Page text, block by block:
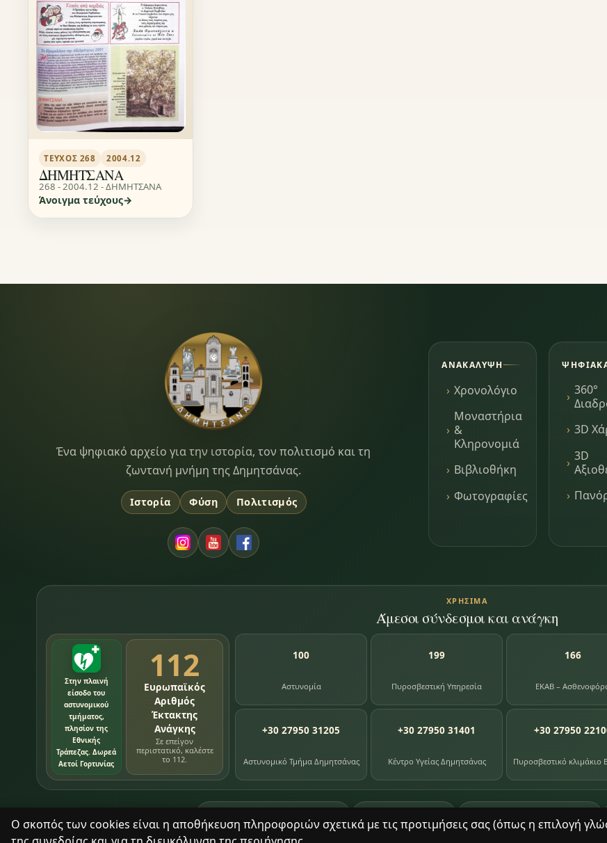
Ο σκοπός των cookies είναι η αποθήκευση πληροφοριών σχετικά με τις προτιμήσεις σας (όπως η επιλογή
ΤΕΎΧΟΣ 268 2004.12
ΔΗΜΗΤΣΑΝΑ
268 - 2004.12 - ΔΗΜΗΤΣΑΝΑ
Άνοιγμα τεύχους
Dimitsana.gr
Ένα ψηφιακό αρχείο για την ιστορία, τον πολιτισμό και τη
ζωντανή μνήμη της Δημητσάνας.
Ιστορία Φύση Πολιτισμός
ΑΝΑΚΆΛΥΨΗ
Χρονολόγιο
Μοναστήρια
&
Κληρονομιά
Βιβλιοθήκη
Φωτογραφίες
360°
3D
3D
ΧΡΉΣΙΜΑ
Άμεσοι σύνδεσμοι και ανάγκη
Στην πλαινή
είσοδο του
αστυνομικού
τμήματος,
πλησίον της
Εθνικής
Τράπεζας. Δωρεά
Αετοί Γορτυνίας
112
Ευρωπαϊκός
Αριθμός
Έκτακτης
Ανάγκης
Σε επείγον
περιστατικό, καλέστε
το 112.
100
Αστυνομία
199
Πυροσβεστική Υπηρεσία
166
ΕΚΑΒ –
+30 27950 31205
Αστυνομικό Τμήμα Δημητσάνας
+30 27950 31401
Κέντρο Υγείας Δημητσάνας
+30 27950
Πυροσβεστικό κλιμάκιο
76 εγγραφές χρονολογίου 87 φωτογραφίες βιβλία βιβλιοθήκης